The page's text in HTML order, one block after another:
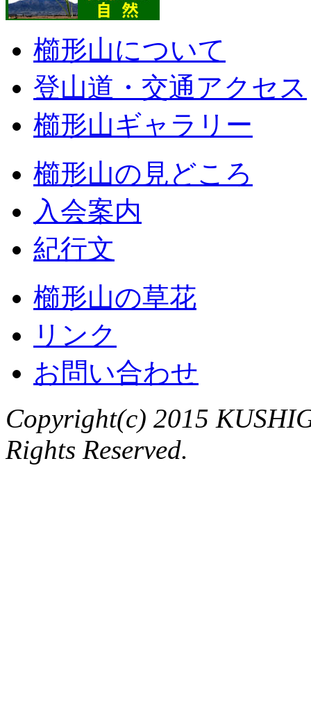
櫛形山について
登山道・交通アクセス
櫛形山ギャラリー
櫛形山の見どころ
入会案内
紀行文
櫛形山の草花
リンク
お問い合わせ
Copyright(c) 2015
Rights Reserved.